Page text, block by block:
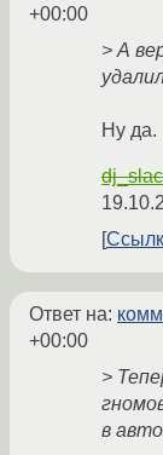
+00:00
> А
Ну да.
Ответ на:
+00:00
>
в